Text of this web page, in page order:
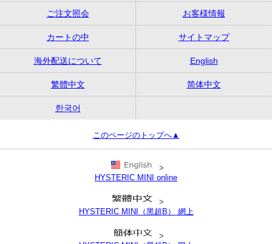
ご注文照会 お客様情報
カートの中 サイトマップ
海外配送について English
繁體中文 简体中文
한국어
このページのトップへ▲
>
HYSTERIC MINI online
>
HYSTERIC MINI（黑超B） 網上
>